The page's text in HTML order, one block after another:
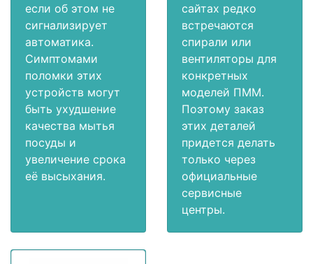
если об этом не
сигнализирует
автоматика.
Симптомами
поломки этих
устройств могут
быть ухудшение
качества мытья
посуды и
увеличение срока
её высыхания.
сайтах редко
встречаются
спирали или
вентиляторы для
конкретных
моделей ПММ.
Поэтому заказ
этих деталей
придется делать
только через
официальные
сервисные
центры.